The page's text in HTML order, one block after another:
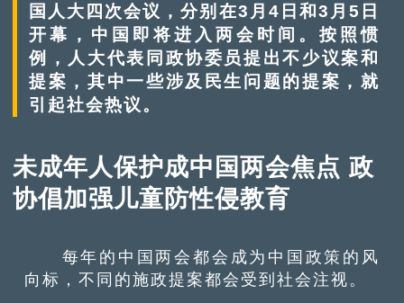
国人大四次会议，分别在3月4日和3月5日
开幕，中国即将进入两会时间。按照惯
例，人大代表同政协委员提出不少议案和
提案，其中一些涉及民生问题的提案，就
引起社会热议。
未成年人保护成中国两会焦点 政
协倡加强儿童防性侵教育
每年的中国两会都会成为中国政策的风
向标，不同的施政提案都会受到社会注视。